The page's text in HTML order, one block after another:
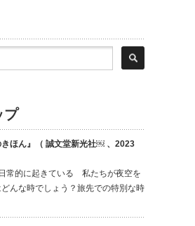
プ
きほん』（ 誠文堂新光社￼ 、2023
常的に起きている 私たちが夜空を
んな時でしょう？旅先での特別な時